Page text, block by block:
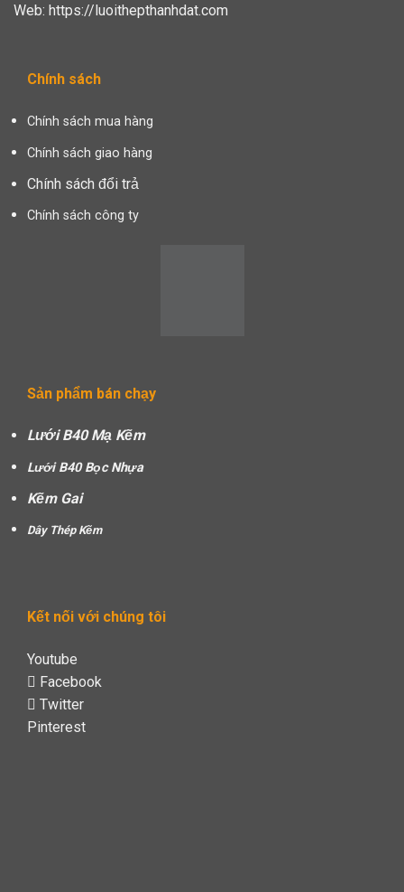
Web: https://luoithepthanhdat.com
Chính sách
Chính sách mua hàng
Chính sách giao hàng
Chính sách đổi trả
Chính sách công ty
Sản phẩm bán chạy
Lưới B40 Mạ Kẽm
Lưới B40 Bọc Nhựa
Kẽm Gai
Dây Thép Kẽm
Kết nối với chúng tôi
Youtube
Facebook
Twitter
Pinterest